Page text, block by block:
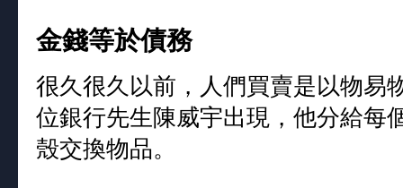
金錢等於債務
很久很久以前，人們買賣是以物易
位銀行先生陳威宇出現，他分給每
殼交換物品。